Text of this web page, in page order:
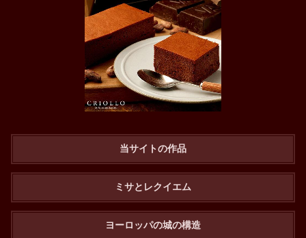
当サイトの作品
ミサとレクイエム
ヨーロッパの城の構造